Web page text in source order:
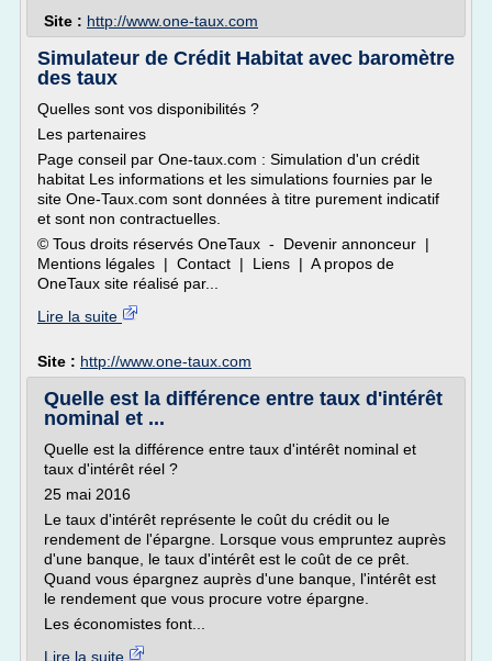
Site : http://www.one-taux.com
Simulateur de Crédit Habitat avec baromètre
des taux
Quelles sont vos disponibilités ?
Les partenaires
Page conseil par One-taux.com : Simulation d'un crédit
habitat Les informations et les simulations fournies par le
site One-Taux.com sont données à titre purement indicatif
et sont non contractuelles.
© Tous droits réservés OneTaux - Devenir annonceur |
Mentions légales | Contact | Liens | A propos de
OneTaux site réalisé par...
Lire la suite
Site : http://www.one-taux.com
Quelle est la différence entre taux d'intérêt
nominal et ...
Quelle est la différence entre taux d'intérêt nominal et
taux d'intérêt réel ?
25 mai 2016
Le taux d'intérêt représente le coût du crédit ou le
rendement de l'épargne. Lorsque vous empruntez auprès
d'une banque, le taux d'intérêt est le coût de ce prêt.
Quand vous épargnez auprès d'une banque, l'intérêt est
le rendement que vous procure votre épargne.
Les économistes font...
Lire la suite